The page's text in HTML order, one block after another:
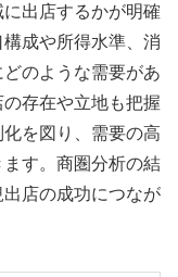
出店するかが明確
成や所得水準、消
のような需要があ
存在や立地も把握
を図り、需要の高
す。商圏分析の結
店の成功につなが